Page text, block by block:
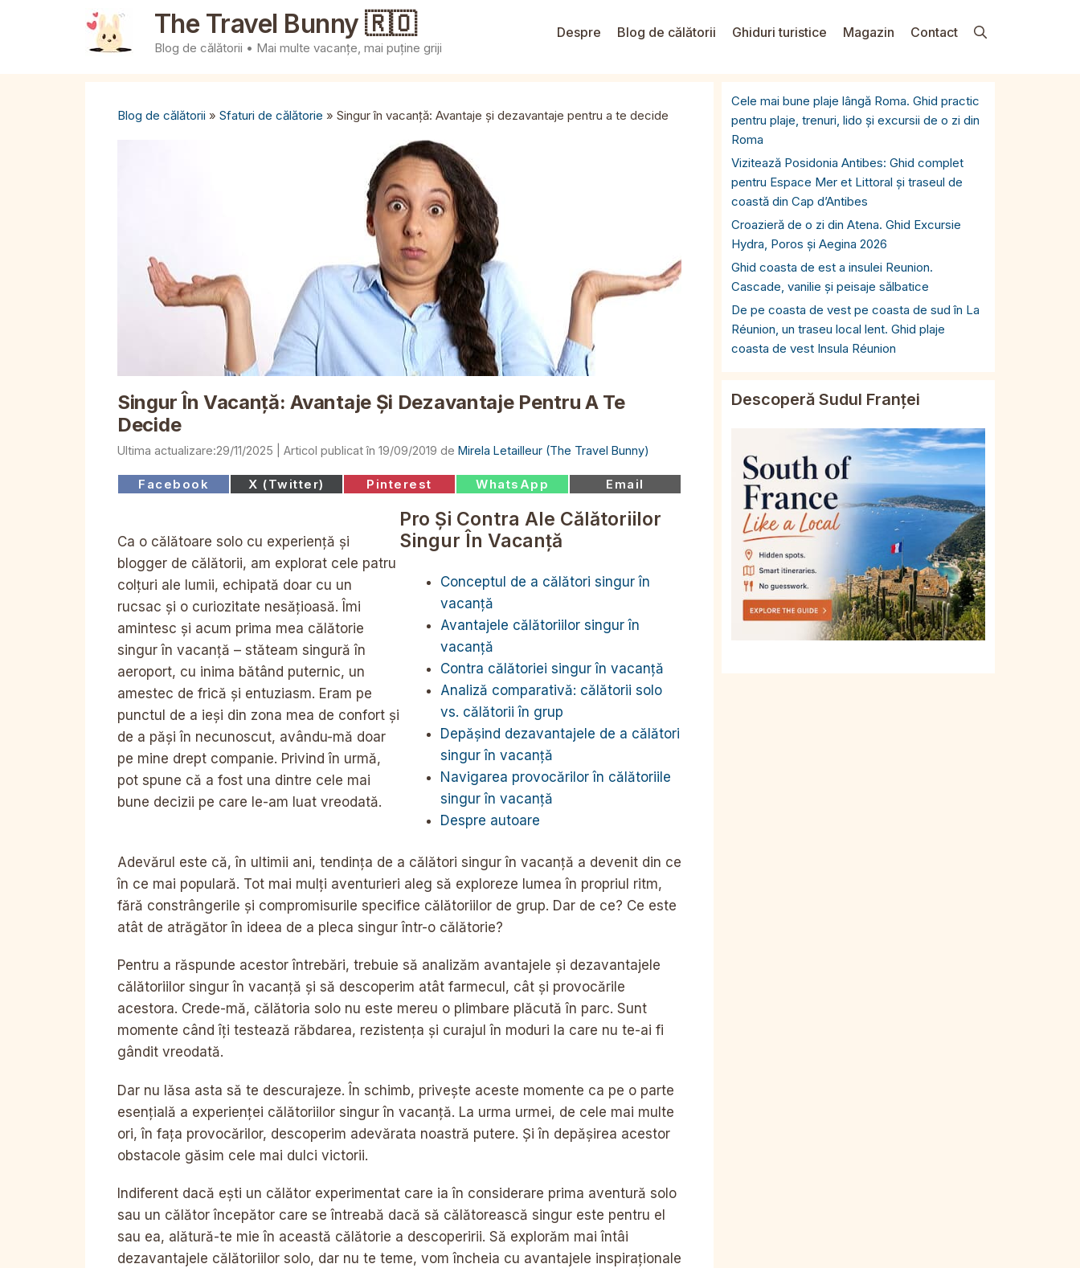
The Travel Bunny 🇷🇴
Blog de călătorii • Mai multe vacanțe, mai puține griji
Despre Blog de călătorii Ghiduri turistice Magazin Contact
Blog de călătorii » Sfaturi de călătorie » Singur în vacanță: Avantaje și dezavantaje pentru a te decide
Singur În Vacanță: Avantaje Și Dezavantaje Pentru A Te
Decide
29/11/2025 19/09/2019 de Mirela Letailleur (The Travel Bunny)
Share
on
Facebook Share
on
X (Twitter) Share
on
Pinterest Share
on
WhatsApp Share
on
Email
Ca o călătoare solo cu experiență și
blogger de călătorii, am explorat cele patru
colțuri ale lumii, echipată doar cu un
rucsac și o curiozitate nesățioasă. Îmi
amintesc și acum prima mea călătorie
singur în vacanță – stăteam singură în
aeroport, cu inima bătând puternic, un
amestec de frică și entuziasm. Eram pe
punctul de a ieși din zona mea de confort și
de a păși în necunoscut, avându-mă doar
pe mine drept companie. Privind în urmă,
pot spune că a fost una dintre cele mai
bune decizii pe care le-am luat vreodată.
Pro Și Contra Ale Călătoriilor
Singur În Vacanță
Conceptul de a călători singur în
vacanță
Avantajele călătoriilor singur în
vacanță
Contra călătoriei singur în vacanță
Analiză comparativă: călătorii solo
vs. călătorii în grup
Depășind dezavantajele de a călători
singur în vacanță
Navigarea provocărilor în călătoriile
singur în vacanță
Despre autoare
Adevărul este că, în ultimii ani, tendința de a călători singur în vacanță a devenit din ce
în ce mai populară. Tot mai mulți aventurieri aleg să exploreze lumea în propriul ritm,
fără constrângerile și compromisurile specifice călătoriilor de grup. Dar de ce? Ce este
atât de atrăgător în ideea de a pleca singur într-o călătorie?
Pentru a răspunde acestor întrebări, trebuie să analizăm avantajele și dezavantajele
călătoriilor singur în vacanță și să descoperim atât farmecul, cât și provocările
acestora. Crede-mă, călătoria solo nu este mereu o plimbare plăcută în parc. Sunt
momente când îți testează răbdarea, rezistența și curajul în moduri la care nu te-ai fi
gândit vreodată.
Dar nu lăsa asta să te descurajeze. În schimb, privește aceste momente ca pe o parte
esențială a experienței călătoriilor singur în vacanță. La urma urmei, de cele mai multe
ori, în fața provocărilor, descoperim adevărata noastră putere. Și în depășirea acestor
obstacole găsim cele mai dulci victorii.
Indiferent dacă ești un călător experimentat care ia în considerare prima aventură solo
sau un călător începător care se întreabă dacă să călătorească singur este pentru el
sau ea, alătură-te mie în această călătorie a descoperirii. Să explorăm mai întâi
dezavantajele călătoriilor solo, dar nu te teme, vom încheia cu avantajele inspiraționale
Cele mai bune plaje lângă Roma. Ghid practic
pentru plaje, trenuri, lido și excursii de o zi din
Roma
Vizitează Posidonia Antibes: Ghid complet
pentru Espace Mer et Littoral și traseul de
coastă din Cap d’Antibes
Croazieră de o zi din Atena. Ghid Excursie
Hydra, Poros și Aegina 2026
Ghid coasta de est a insulei Reunion.
Cascade, vanilie și peisaje sălbatice
De pe coasta de vest pe coasta de sud în La
Réunion, un traseu local lent. Ghid plaje
coasta de vest Insula Réunion
Descoperă Sudul Franței